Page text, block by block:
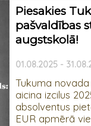
Piesakies
pašvaldības
augstskolā!
01.08.2025 -
Tukuma
aicina izcilus
absolventus
EUR apmērā